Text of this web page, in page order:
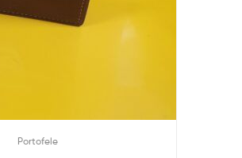
Portofele